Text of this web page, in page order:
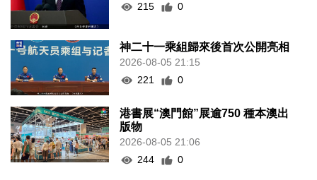
215
0
神二十一乘組歸來後首次公開亮相
2026-08-05 21:15
221
0
港書展“澳門館”展逾750 種本澳出
版物
2026-08-05 21:06
244
0